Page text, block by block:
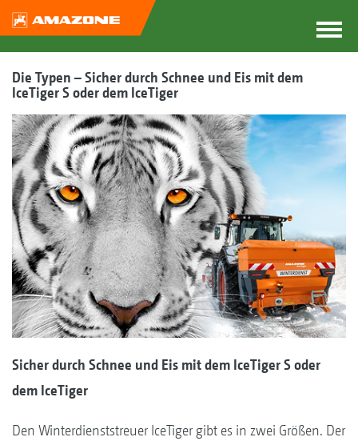
Die Typen – Sicher durch Schnee und Eis mit dem
IceTiger S oder dem IceTiger
Sicher durch Schnee und Eis mit dem IceTiger S oder
dem IceTiger
Den Winterdienststreuer IceTiger gibt es in zwei Größen. Der